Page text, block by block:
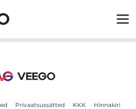
Privaatsussätted KKK Hinnakiri